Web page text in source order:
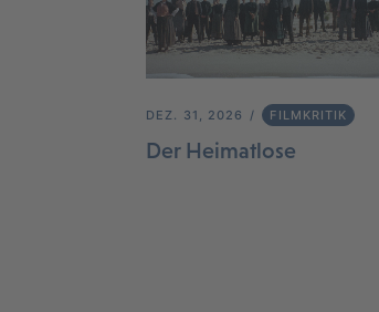
DEZ. 31, 2026 FILMKRITIK
Der Heimatlose